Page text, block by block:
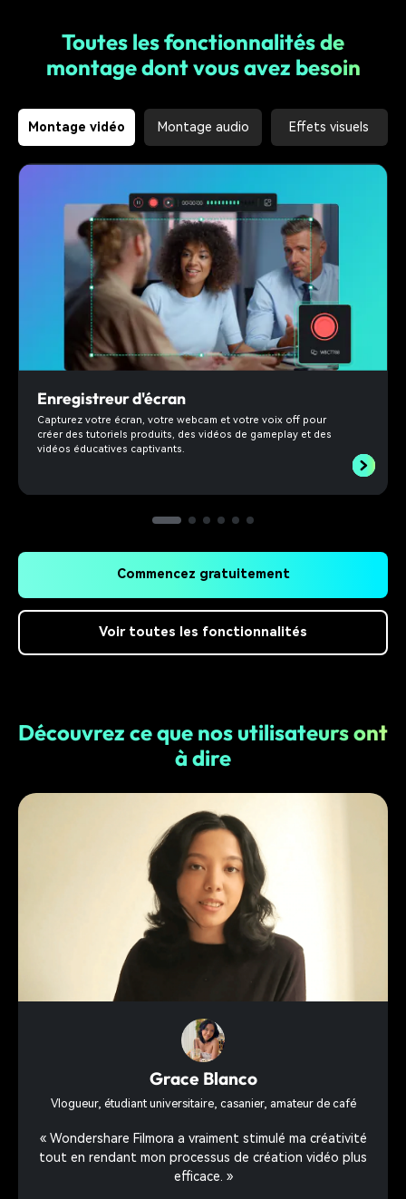
Enrichissez votre contenu vidéo avec
Créez des vidéos exceptionnelles pour toutes les
plateformes grâce à plus de 2,9 millions de ressources
Toutes les fonctionnalités de
montage dont vous avez besoin
Montage vidéo Montage audio Effets visuels
Enregistreur d'écran
Capturez votre écran, votre webcam et votre voix off pour
créer des tutoriels produits, des vidéos de gameplay et des
vidéos éducatives captivants.
Commencez gratuitement
Voir toutes les fonctionnalités
Découvrez ce que nos utilisateurs ont
à dire
Grace Blanco
Vlogueur, étudiant universitaire, casanier, amateur de café
« Wondershare Filmora a vraiment stimulé ma créativité
tout en rendant mon processus de création vidéo plus
efficace. »